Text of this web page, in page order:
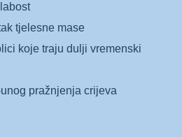
tjelesne mase
koje traju dulji vremenski
pražnjenja crijeva